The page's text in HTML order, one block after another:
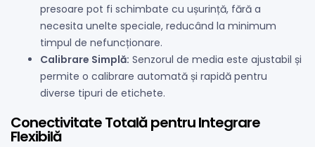
presoare pot fi schimbate cu ușurință, fără a
necesita unelte speciale, reducând la minimum
timpul de nefuncționare.
Calibrare Simplă: Senzorul de media este ajustabil și
permite o calibrare automată și rapidă pentru
diverse tipuri de etichete.
Conectivitate Totală pentru Integrare
Flexibilă